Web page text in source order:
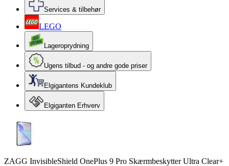
Services & tilbehør
LEGO
Lageroprydning
Ugens tilbud - og andre gode priser
Elgigantens Kundeklub
Elgiganten Erhverv
ZAGG InvisibleShield OnePlus 9 Pro Skærmbeskytter Ultra Clear+